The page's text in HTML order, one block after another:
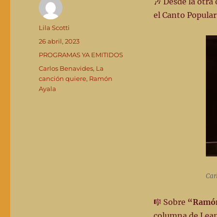
el Canto
🎼 Sobre
Autor
Lila Scotti
Publicado
el
26 abril, 2023
Categorías
PROGRAMAS YA EMITIDOS
Etiquetas
Carlos Benavides, La
canción quiere, Ramón
Ayala